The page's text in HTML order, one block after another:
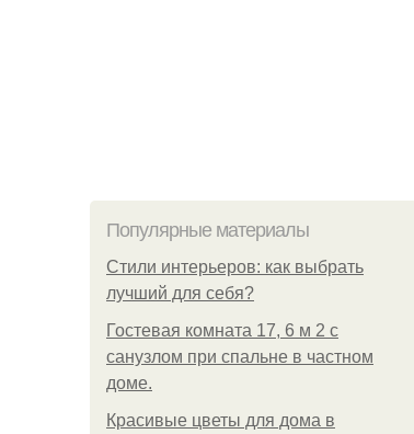
Популярные материалы
Стили интерьеров: как выбрать
лучший для себя?
Гостевая комната 17, 6 м 2 с
санузлом при спальне в частном
доме.
Красивые цветы для дома в